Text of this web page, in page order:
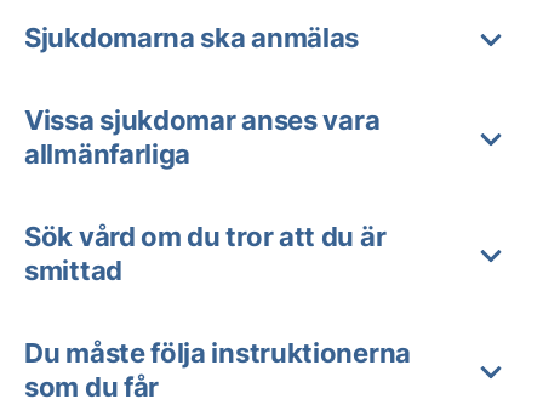
Sjukdomarna ska anmälas
Vissa sjukdomar anses vara
allmänfarliga
Sök vård om du tror att du är
smittad
Du måste följa instruktionerna
som du får